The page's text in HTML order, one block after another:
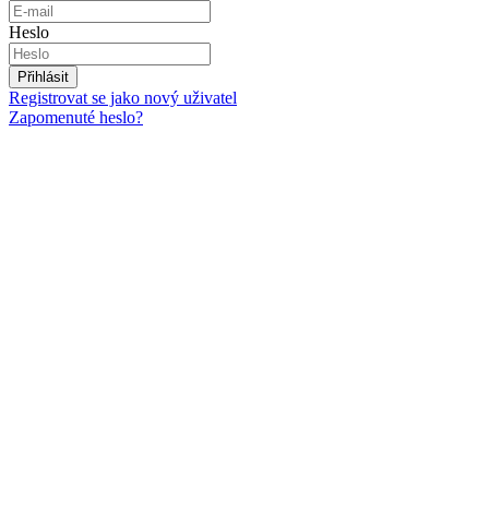
Heslo
Přihlásit
Registrovat se jako nový uživatel
Zapomenuté heslo?